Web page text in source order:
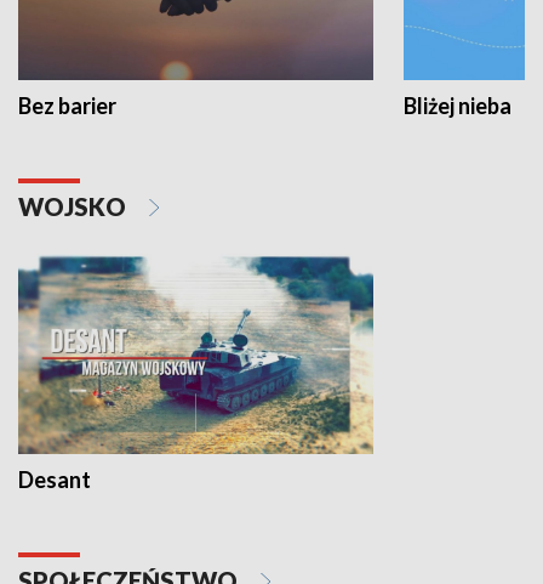
Bez barier Bliżej nieba
WOJSKO
Desant